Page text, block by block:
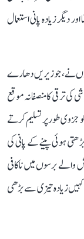
زیادہ پانی استعمال
نے، جو زیریں دھارے
ترقی کا منصفانہ موقع
میں اس دلیل کو جزوی طور پر تسلیم کرتے
ہوئی پینے کے پانی کی
والے برسوں میں ناکافی
زیادہ تیزی سے بڑھی